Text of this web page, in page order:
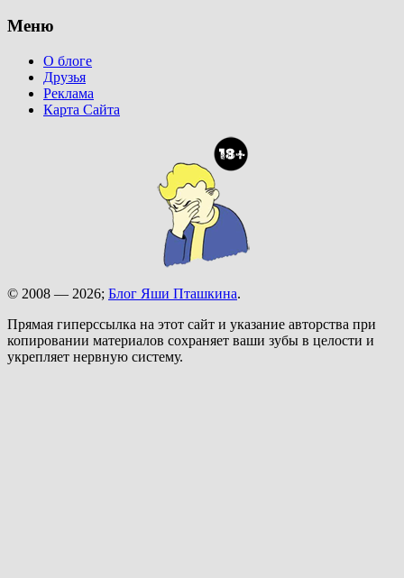
Меню
О блоге
Друзья
Реклама
Карта Сайта
© 2008 — 2026; Блог Яши Пташкина.
Прямая гиперссылка на этот сайт и указание авторства при
копировании материалов сохраняет ваши зубы в целости и
укрепляет нервную систему.